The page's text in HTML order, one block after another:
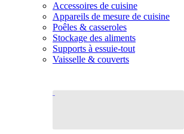
Accessoires de cuisine
Appareils de mesure de cuisine
Poêles & casseroles
Stockage des aliments
Supports à essuie-tout
Vaisselle & couverts